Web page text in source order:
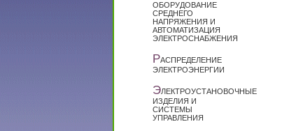
ОБОРУДОВАНИЕ
СРЕДНЕГО
НАПРЯЖЕНИЯ И
АВТОМАТИЗАЦИЯ
ЭЛЕКТРОСНАБЖЕНИЯ
РАСПРЕДЕЛЕНИЕ
ЭЛЕКТРОЭНЕРГИИ
ЭЛЕКТРОУСТАНОВОЧНЫЕ
ИЗДЕЛИЯ И
СИСТЕМЫ
УПРАВЛЕНИЯ